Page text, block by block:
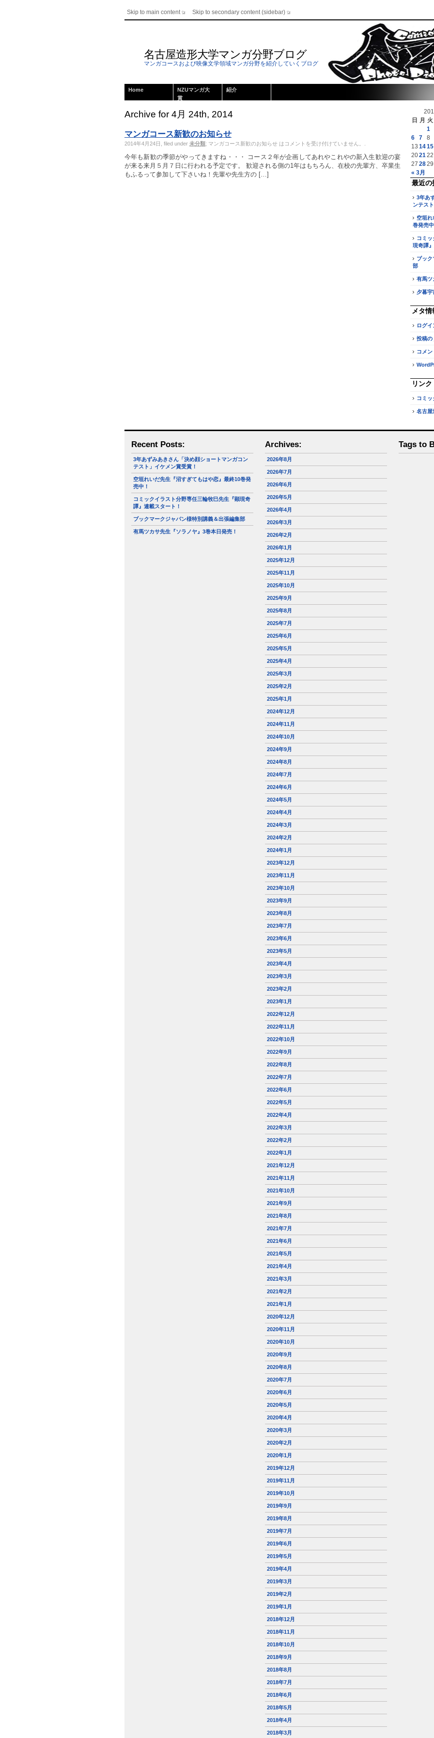
Skip to main content Skip to secondary content (sidebar)
名古屋造形大学マンガ分野ブログ
マンガコースおよび映像文学領域マンガ分野を紹介していくブログ
Home
NZUマンガ大
賞
紹介
Archive for 4月 24th, 2014
マンガコース新歓のお知らせ
2014年4月24日, filed under 未分類; マンガコース新歓のお知らせ は コメントを受け付けていません。
今年も新歓の季節がやってきますね・・・ コース２年が企画してあれやこれやの新入生歓迎の宴
が来る来月５月７日に行われる予定です。 歓迎される側の1年はもちろん、在校の先輩方、卒業生
もふるって参加して下さいね！先輩や先生方の […]
日 月 火
« 3月
1
6
7 8
13 1415
202122
27 2829
最近の
3年あ
ンテス
空垣
巻発売中
コミ
現奇譚
ブッ
部
有馬ツ
夕暮宇
メタ情
ログイ
投稿の
コメン
リンク
コミ
名古屋
Recent Posts:
3年あずみあきさん「決め顔ショートマンガコン
テスト」イケメン賞受賞！
空垣れいだ先生『沼すぎてもはや恋』最終10巻発
売中！
コミックイラスト分野専任三輪牧巳先生『顕現奇
譚』連載スタート！
ブックマークジャパン様特別講義＆出張編集部
有馬ツカサ先生『ソラノヤ』3巻本日発売！
Archives:
2026年8月
2026年7月
2026年6月
2026年5月
2026年4月
2026年3月
2026年2月
2026年1月
2025年12月
2025年11月
2025年10月
2025年9月
2025年8月
2025年7月
2025年6月
2025年5月
2025年4月
2025年3月
2025年2月
2025年1月
2024年12月
2024年11月
2024年10月
2024年9月
2024年8月
2024年7月
2024年6月
2024年5月
2024年4月
2024年3月
2024年2月
2024年1月
2023年12月
2023年11月
2023年10月
2023年9月
2023年8月
2023年7月
2023年6月
2023年5月
2023年4月
2023年3月
2023年2月
2023年1月
2022年12月
2022年11月
2022年10月
2022年9月
2022年8月
2022年7月
2022年6月
2022年5月
2022年4月
2022年3月
2022年2月
2022年1月
2021年12月
2021年11月
2021年10月
2021年9月
2021年8月
2021年7月
2021年6月
2021年5月
2021年4月
2021年3月
2021年2月
2021年1月
2020年12月
2020年11月
2020年10月
2020年9月
2020年8月
2020年7月
2020年6月
2020年5月
2020年4月
2020年3月
2020年2月
2020年1月
2019年12月
2019年11月
2019年10月
2019年9月
2019年8月
2019年7月
2019年6月
2019年5月
2019年4月
2019年3月
2019年2月
2019年1月
2018年12月
2018年11月
2018年10月
2018年9月
2018年8月
2018年7月
2018年6月
2018年5月
2018年4月
2018年3月
Tags to